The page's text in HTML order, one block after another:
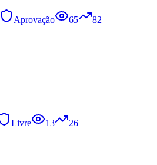
Aprovação 65 82
Livre 13 26